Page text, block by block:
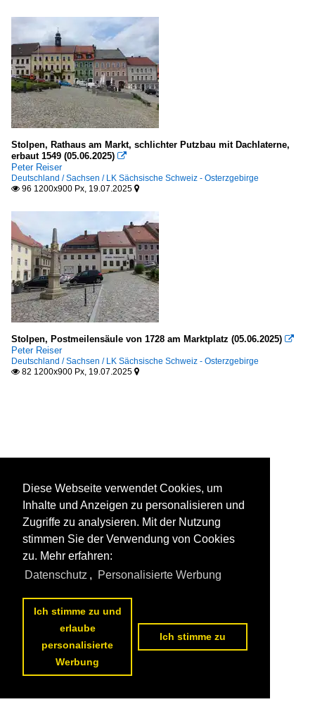
Stolpen, Rathaus am Markt, schlichter Putzbau mit Dachlaterne,
erbaut 1549 (05.06.2025) 
Peter Reiser
Deutschland / Sachsen / LK Sächsische Schweiz - Osterzgebirge
 96 1200x900 Px, 19.07.2025 
Stolpen, Postmeilensäule von 1728 am Marktplatz (05.06.2025) 
Peter Reiser
Deutschland / Sachsen / LK Sächsische Schweiz - Osterzgebirge
 82 1200x900 Px, 19.07.2025 
Diese Webseite verwendet Cookies, um
Inhalte und Anzeigen zu personalisieren und
Zugriffe zu analysieren. Mit der Nutzung
stimmen Sie der Verwendung von Cookies
zu. Mehr erfahren:
Datenschutz , Personalisierte Werbung
Ich stimme zu und
erlaube
personalisierte
Werbung
Ich stimme zu